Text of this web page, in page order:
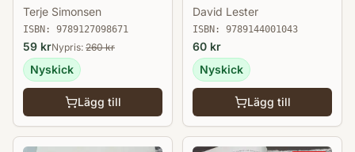
Terje Simonsen
ISBN: 9789127098671
59 krNypris: 260kr
Nyskick
Lägg till
David Lester
ISBN: 9789144001043
60 kr
Nyskick
Lägg till